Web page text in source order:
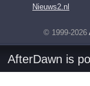
Nieuws2.nl
© 1999-2026
AfterDawn is